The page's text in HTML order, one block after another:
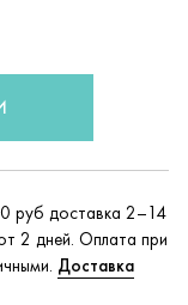
руб доставка 2–14
2 дней. Оплата при
Доставка